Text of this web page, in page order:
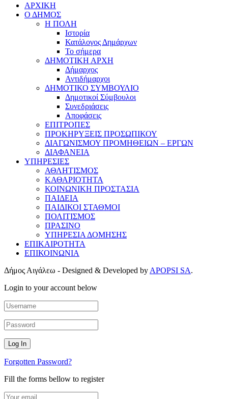
ΑΡΧΙΚΗ
Ο ΔΗΜΟΣ
Η ΠΟΛΗ
Ιστορία
Κατάλογος Δημάρχων
Το σήμερα
ΔΗΜΟΤΙΚΗ ΑΡΧΗ
Δήμαρχος
Αντιδήμαρχοι
ΔΗΜΟΤΙΚΟ ΣΥΜΒΟΥΛΙΟ
Δημοτικοί Σύμβουλοι
Συνεδριάσεις
Αποφάσεις
ΕΠΙΤΡΟΠΕΣ
ΠΡΟΚΗΡΥΞΕΙΣ ΠΡΟΣΩΠΙΚΟΥ
ΔΙΑΓΩΝΙΣΜΟΥ ΠΡΟΜΗΘΕΙΩΝ – ΕΡΓΩΝ
ΔΙΑΦΑΝΕΙΑ
ΥΠΗΡΕΣΙΕΣ
ΑΘΛΗΤΙΣΜΟΣ
ΚΑΘΑΡΙΟΤΗΤΑ
ΚΟΙΝΩΝΙΚΗ ΠΡΟΣΤΑΣΙΑ
ΠΑΙΔΕΙΑ
ΠΑΙΔΙΚΟΙ ΣΤΑΘΜΟΙ
ΠΟΛΙΤΙΣΜΟΣ
ΠΡΑΣΙΝΟ
ΥΠΗΡΕΣΙΑ ΔΟΜΗΣΗΣ
ΕΠΙΚΑΙΡΟΤΗΤΑ
ΕΠΙΚΟΙΝΩΝΙΑ
Δήμος Αιγάλεω - Designed & Developed by APOPSI SA.
Login to your account below
Forgotten Password?
Fill the forms bellow to register